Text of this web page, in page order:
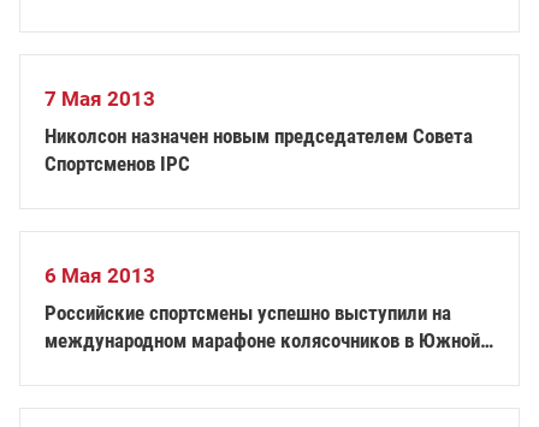
7 Мая 2013
Николсон назначен новым председателем Совета
Спортсменов IPC
6 Мая 2013
Российские спортсмены успешно выступили на
международном марафоне колясочников в Южной